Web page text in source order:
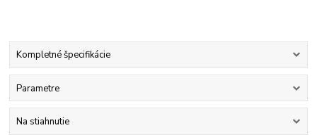
Kompletné špecifikácie
Parametre
Na stiahnutie